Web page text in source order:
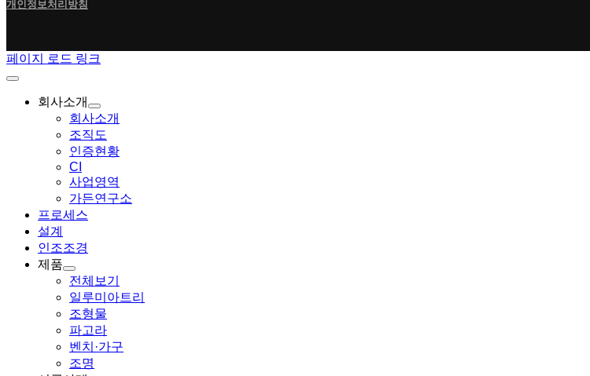
개인정보처리방침
페이지 로드 링크
회사소개
회사소개
조직도
인증현황
CI
사업영역
가든연구소
프로세스
설계
인조조경
제품
전체보기
일루미아트리
조형물
파고라
벤치·가구
조명